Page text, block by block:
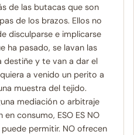
de las butacas que son
de los brazos. Ellos no
disculparse e implicarse
ha pasado, se lavan las
destiñe y te van a dar el
a venido un perito a
muestra del tejido.
mediación o arbitraje
consumo, ESO ES NO
puede permitir. NO ofrecen